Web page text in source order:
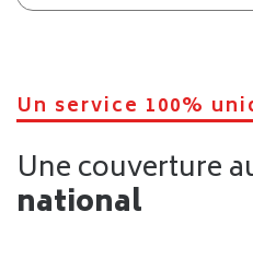
Un service 100%
Une couverture
national